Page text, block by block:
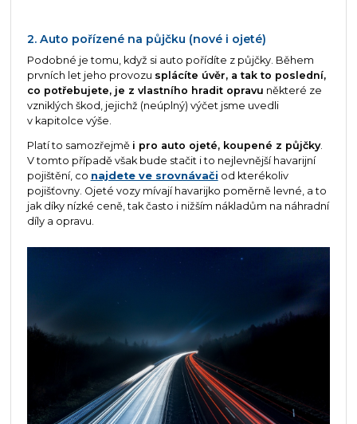
2. Auto pořízené na půjčku (nové i ojeté)
Podobné je tomu, když si auto pořídíte z půjčky. Během
prvních let jeho provozu splácíte úvěr, a tak to poslední,
co potřebujete, je z vlastního hradit opravu některé ze
vzniklých škod, jejichž (neúplný) výčet jsme uvedli
v kapitolce výše.
Platí to samozřejmě i pro auto ojeté, koupené z půjčky.
V tomto případě však bude stačit i to nejlevnější havarijní
pojištění, co najdete ve srovnávači od kterékoliv
pojišťovny. Ojeté vozy mívají havarijko poměrně levné, a to
jak díky nízké ceně, tak často i nižším nákladům na náhradní
díly a opravu.